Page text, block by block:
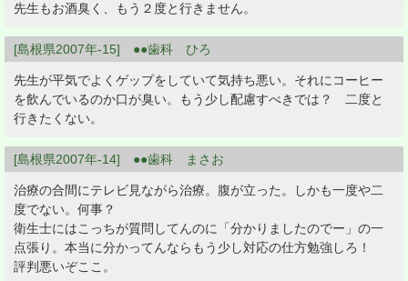
先生もお酒臭く、もう２度と行きません。
[島根県2007年-15] ●●歯科 ひろ
先生が平気でよくゲップをしていて気持ち悪い。それにコーヒー
を飲んでいるのか口が臭い。もう少し配慮すべきでは？ 二度と
行きたくない。
[島根県2007年-14] ●●歯科 まさお
治療の合間にテレビ見ながら治療。腹が立った。しかも一度や二
度でない。何事？
衛生士にはこっちが質問してんのに「分かりましたのでー」の一
点張り。本当に分かってんならもう少し対応の仕方勉強しろ！
評判悪いぞここ。